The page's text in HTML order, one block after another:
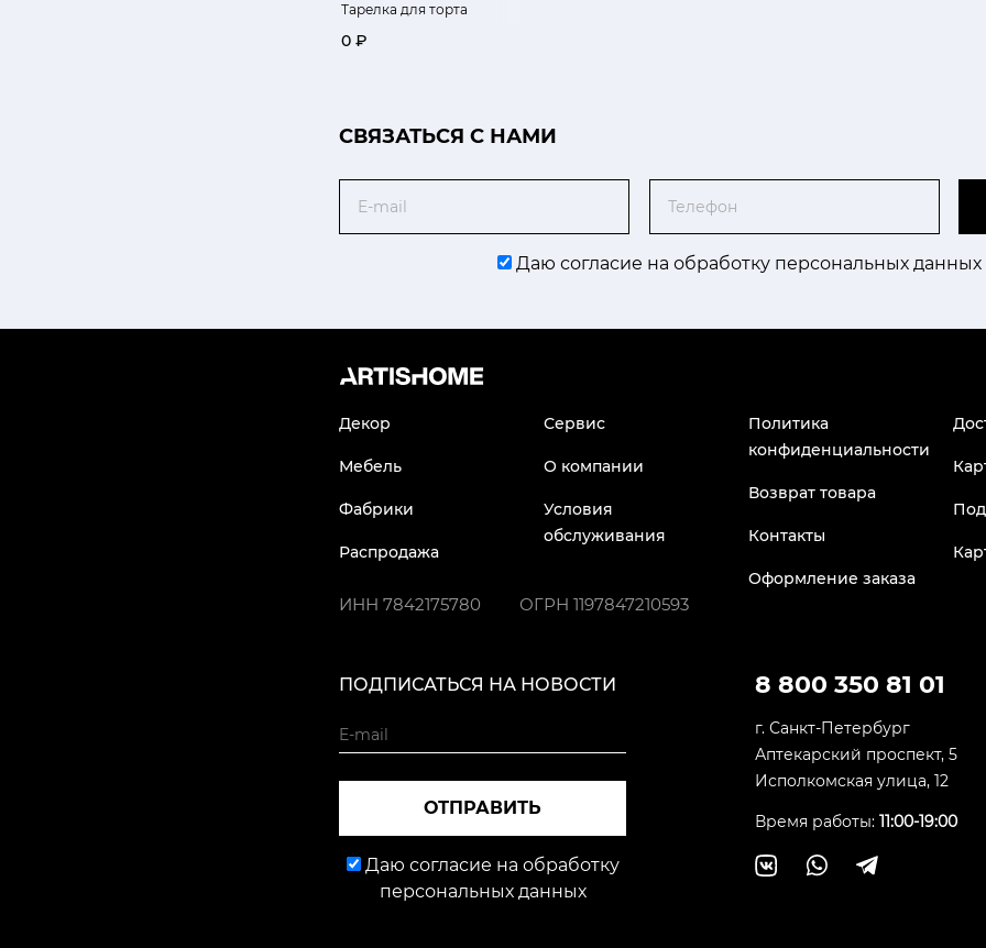
Тарелка для торта
0 ₽
CВЯЗАТЬСЯ С НАМИ
Даю согласие на обработку персональных данных
Декор
Мебель
Фабрики
Распродажа
Сервис
О компании
Условия
обслуживания
Политика
конфиденциальности
Возврат товара
Контакты
Оформление заказа
ИНН 7842175780 ОГРН 1197847210593
8 800 350 81 01
г. Санкт-Петербург
Аптекарский проспект, 5
Исполкомская улица, 12
Время работы: 11:00-19:00
ПОДПИСАТЬСЯ НА НОВОСТИ
ОТПРАВИТЬ
Даю согласие на обработку
персональных данных